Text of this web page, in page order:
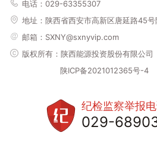
电话：029-63355307
地址： 陕西省西安市高新区唐延路45号
邮箱：SXNY@sxnyvip.com
版权所有：陕西能源投资股份有限公司
陕ICP备2021012365号-4
纪检监察举报
029-